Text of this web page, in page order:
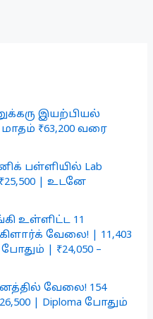
இயற்பியல்
₹63,200 வரை
பள்ளியில் Lab
| உடனே
உள்ளிட்ட 11
வேலை! | 11,403
| ₹24,050 –
வேலை! 154
| Diploma போதும்